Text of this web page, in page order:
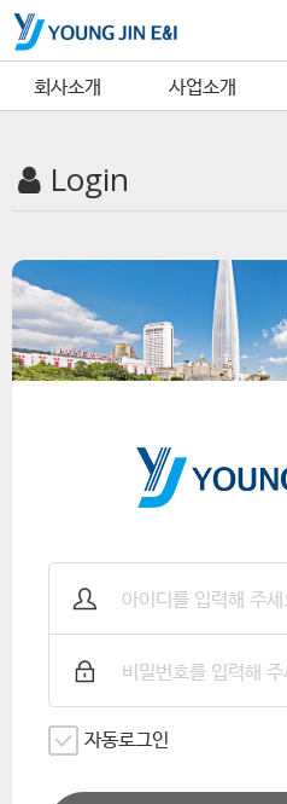
회사소개 사업소개
Login
자동로그인